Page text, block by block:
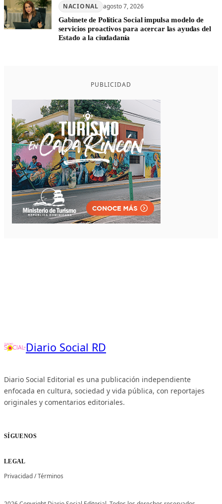
NACIONAL agosto 7, 2026
Gabinete de Política Social impulsa modelo de
servicios proactivos para acercar las ayudas del
Estado a la ciudadanía
PUBLICIDAD
Diario Social RD
Diario Social Editorial es una publicación independiente
enfocada en cultura, sociedad y vida pública, con reportajes
originales y comentarios editoriales.
SÍGUENOS
LEGAL
Privacidad/Términos